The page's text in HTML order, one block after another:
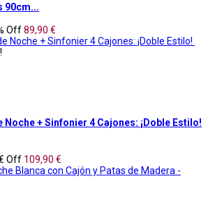
90cm...
Off89,90 €
Noche + Sinfonier 4 Cajones: ¡Doble Estilo!
Off 109,90 €